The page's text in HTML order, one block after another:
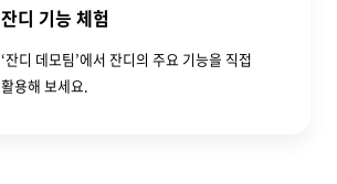
잔디 기능 체험
‘잔디 데모팀’에서 잔디의 주요 기능을 직접
활용해 보세요.